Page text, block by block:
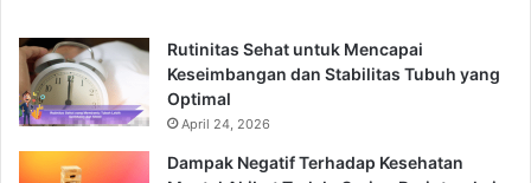
Rutinitas Sehat untuk Mencapai
Keseimbangan dan Stabilitas Tubuh yang
Optimal
April 24, 2026
Dampak Negatif Terhadap Kesehatan